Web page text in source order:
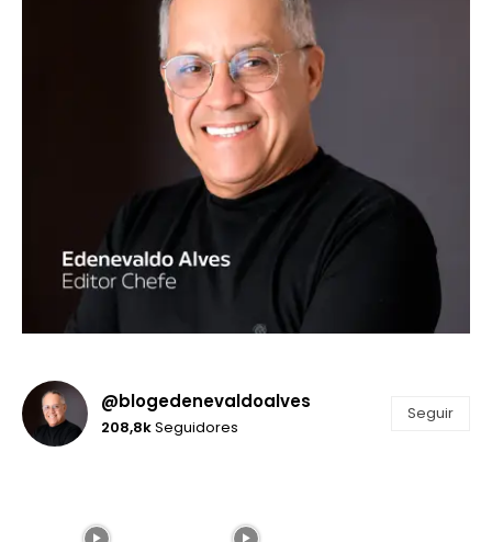
@blogedenevaldoalves
208,8kSeguidores
Seguir